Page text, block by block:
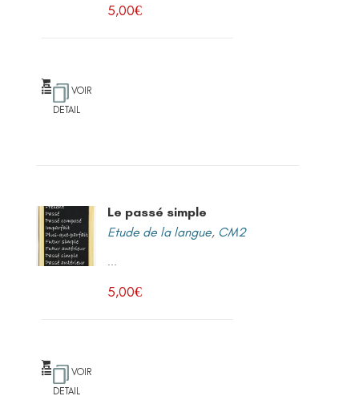
5,00€
VOIR
DETAIL
Le passé simple
Etude de la langue, CM2
...
5,00€
VOIR
DETAIL